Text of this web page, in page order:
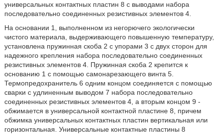
универсальных контактных пластин 8 с выводами набора
последовательно соединенных резистивных элементов 4.
На основании 1, выполненном из негорючего экологически
чистого материала, выдерживающего повышенную температуру,
установлена пружинная скоба 2 с упорами 3 с двух сторон для
надежного крепления набора последовательно соединенных
резистивных элементов 4. Пружинная скоба 2 крепится к
основанию 1 с помощью самонарезающего винта 5.
Термопредохранитель 6 одним концом соединяется с помощью
сварки с удлиненным выводом 7 набора последовательно
соединенных резистивных элементов 4, а вторым концом 9 -
обжимается в универсальной контактной пластине 8, причем
обжимка универсальных контактных пластин вертикальная или
горизонтальная. Универсальные контактные пластины 8